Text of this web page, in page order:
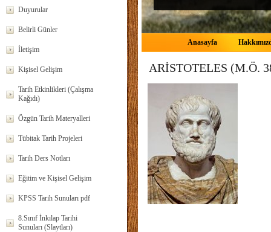
Duyurular
Belirli Günler
İletişim
Kişisel Gelişim
Tarih Etkinlikleri (Çalışma
Kağıdı)
Özgün Tarih Materyalleri
Tübitak Tarih Projeleri
Tarih Ders Notları
Eğitim ve Kişisel Gelişim
KPSS Tarih Sunuları pdf
8.Sınıf İnkılap Tarihi
Sunuları (Slaytları)
Anasayfa
ARİSTOTELES (M.Ö.